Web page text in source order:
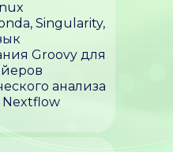
Singularity,
Groovy для
анализа
Nextflow